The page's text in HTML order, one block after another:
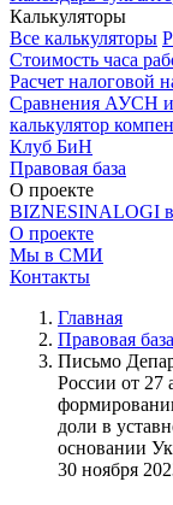
Калькуляторы
Все калькуляторы
Стоимость часа
Расчет налоговой
Сравнения АУСН
калькулятор
Клуб БиН
Правовая база
О проекте
BIZNESINALOGI
О проекте
Мы в СМИ
Контакты
Главная
Правовая база
Письмо
России от 27
доли в
основании
30 ноября